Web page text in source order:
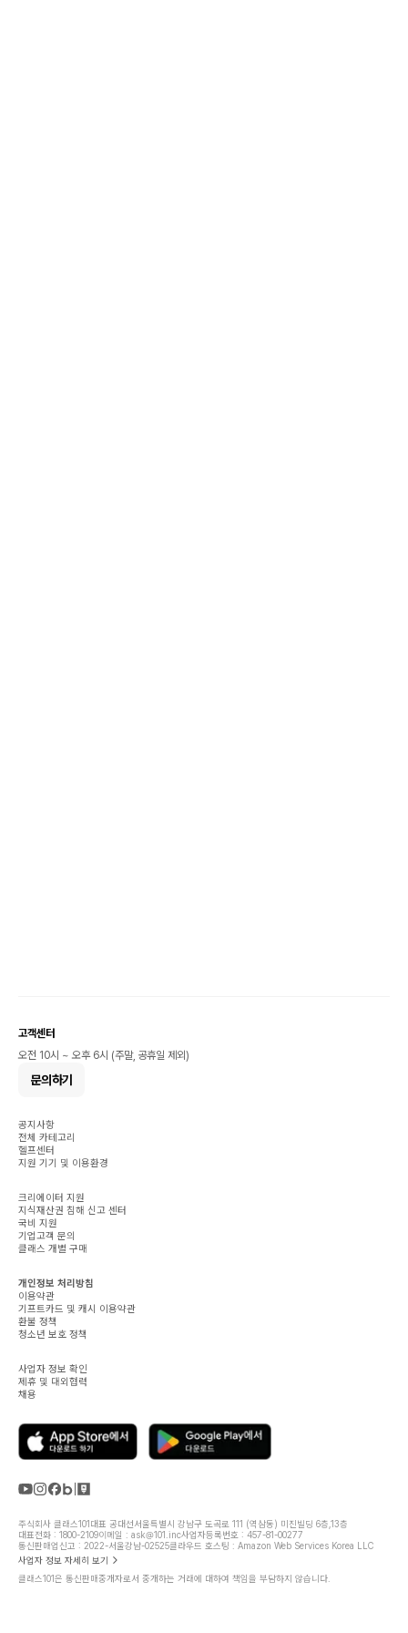
고객센터
오전 10시 ~ 오후 6시 (주말, 공휴일 제외)
문의하기
공지사항
전체 카테고리
헬프센터
지원 기기 및 이용환경
크리에이터 지원
지식재산권 침해 신고 센터
국비 지원
기업고객 문의
클래스 개별 구매
개인정보 처리방침
이용약관
기프트카드 및 캐시 이용약관
환불 정책
청소년 보호 정책
사업자 정보 확인
제휴 및 대외협력
채용
주식회사 클래스101대표 공대선서울특별시 강남구 도곡로 111 (역삼동) 미진빌딩 6층,13층
대표전화 : 1800-2109이메일 : ask@101.inc사업자등록번호 : 457-81-00277
통신판매업신고 : 2022-서울강남-02525클라우드 호스팅 : Amazon Web Services Korea LLC
사업자 정보 자세히 보기
클래스101은 통신판매중개자로서 중개하는 거래에 대하여 책임을 부담하지 않습니다.